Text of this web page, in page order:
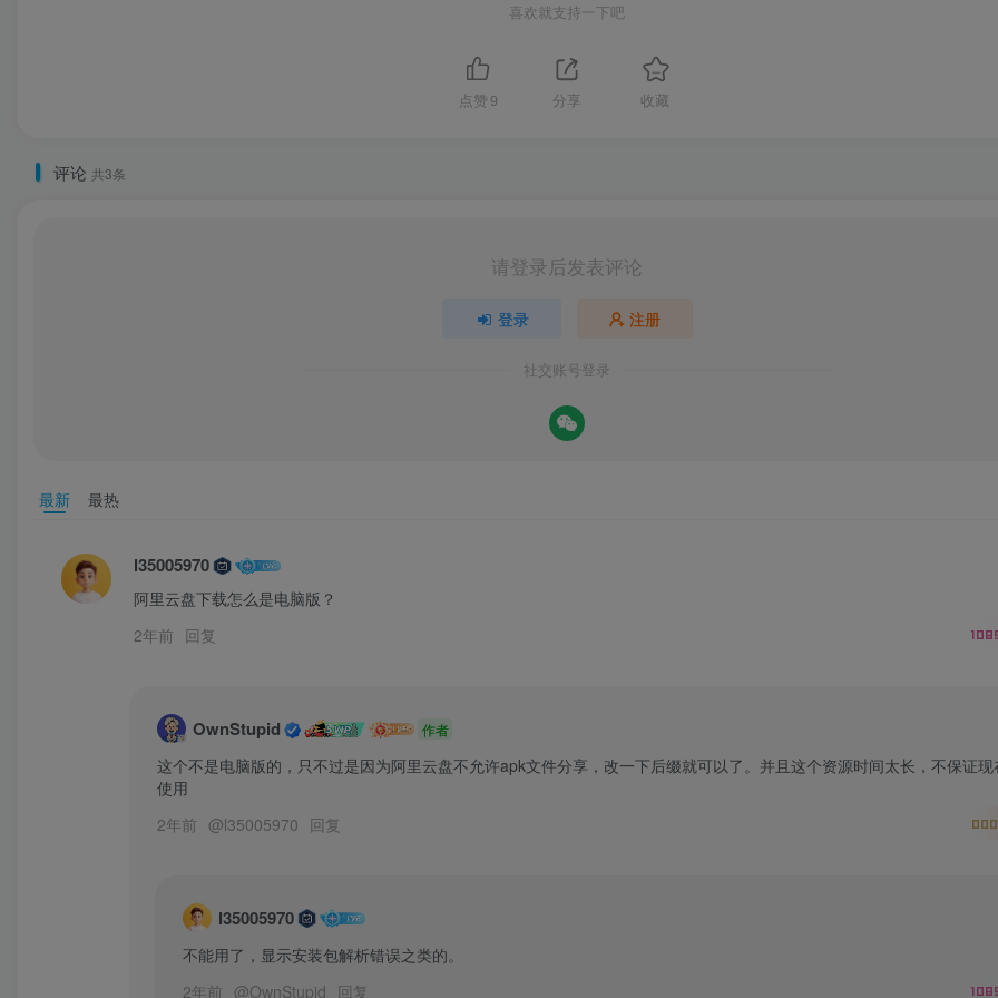
喜欢就支持一下吧
点赞 9 分享 收藏
评论 共3条
请登录后发表评论
登录 注册
社交账号登录
最新 最热
l35005970
阿里云盘下载怎么是电脑版？
2年前 回复
OwnStupid 作者
这个不是电脑版的，只不过是因为阿里云盘不允许apk文件分享，改一下后缀就可以了。并且这个资源时间太长，不保证
使用
2年前 @l35005970 回复
l35005970
不能用了，显示安装包解析错误之类的。
2年前 @OwnStupid 回复